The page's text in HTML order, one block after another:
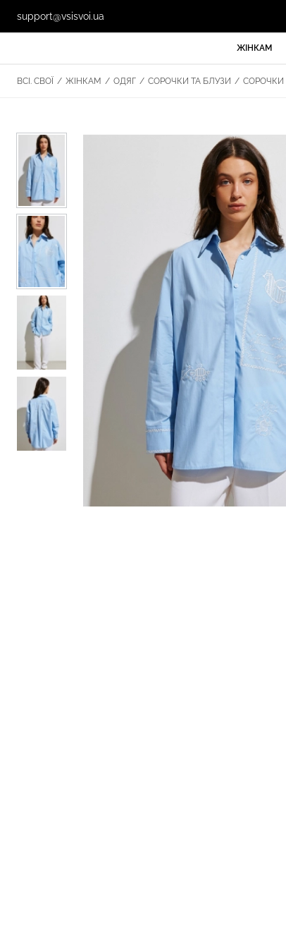
support@vsisvoi.ua
ЖІНКАМ
ВСІ. СВОЇ / ЖІНКАМ / ОДЯГ / СОРОЧКИ ТА БЛУЗИ / СОРОЧКИ